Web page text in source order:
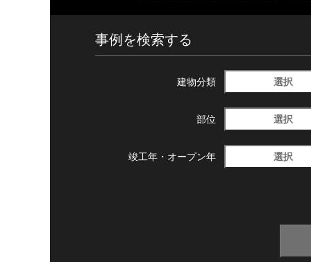
事例を検索する
建物分類 選択
部位 選択
竣工年・ オープン年 選択